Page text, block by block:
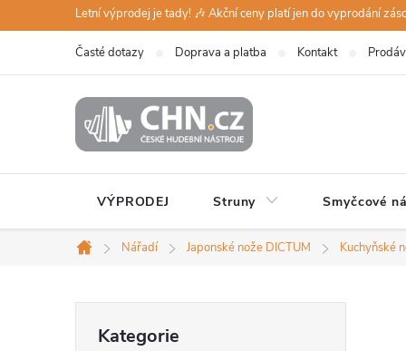
na
Letní výprodej je tady! 🎶 Akční ceny platí jen do vyprodání
Časté dotazy Doprava a platba Kontakt
VÝPRODEJ Struny Smyčcové
Domů
Nářadí Japonské nože DICTUM Kuchyňské
kategorie
Kategorie